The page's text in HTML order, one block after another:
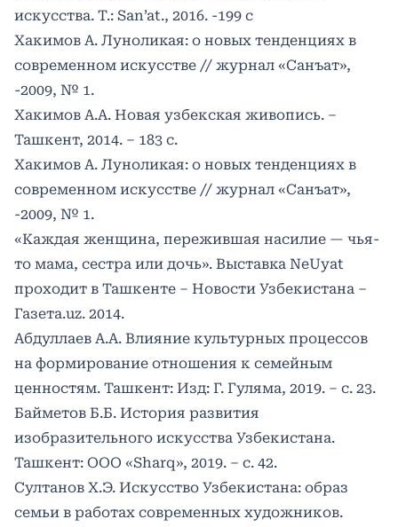
искусства. Т.: San’at., 2016. -199 с
Хакимов А. Луноликая: о новых тенденциях в
современном искусстве // журнал «Санъат»,
-2009, № 1.
Хакимов А.А. Новая узбекская живопись. –
Ташкент, 2014. – 183 с.
Хакимов А. Луноликая: о новых тенденциях в
современном искусстве // журнал «Санъат»,
-2009, № 1.
«Каждая женщина, пережившая насилие — чья-
то мама, сестра или дочь». Выставка NeUyat
проходит в Ташкенте – Новости Узбекистана –
Газета.uz. 2014.
Абдуллаев А.А. Влияние культурных процессов
на формирование отношения к семейным
ценностям. Ташкент: Изд: Г. Гуляма, 2019. – с. 23.
Байметов Б.Б. История развития
изобразительного искусства Узбекистана.
Ташкент: ООО «Sharq», 2019. – с. 42.
Султанов Х.Э. Искусство Узбекистана: образ
семьи в работах современных художников.